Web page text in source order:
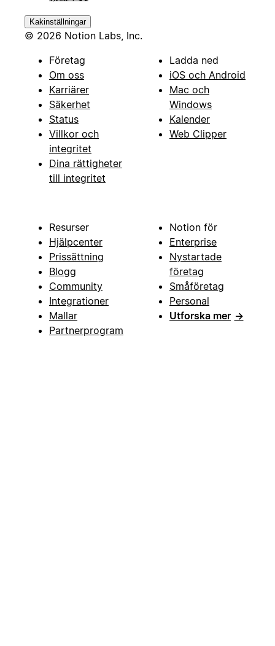
Kakinställningar
© 2026 Notion Labs, Inc.
Företag
Om oss
Karriärer
Säkerhet
Status
Villkor och
integritet
Dina rättigheter
till integritet
Ladda ned
iOS och Android
Mac och
Windows
Kalender
Web Clipper
Resurser
Hjälpcenter
Prissättning
Blogg
Community
Integrationer
Mallar
Partnerprogram
Notion för
Enterprise
Nystartade
företag
Småföretag
Personal
Utforska mer →